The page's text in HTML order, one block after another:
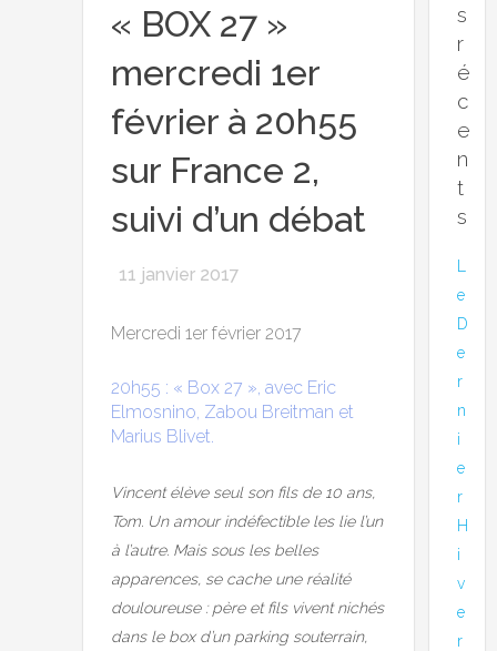
« BOX 27 »
mercredi 1er
février à 20h55
sur France 2,
suivi d’un débat
11 janvier 2017
Mercredi 1er février 2017
20h55 : « Box 27 », avec Eric
Elmosnino, Zabou Breitman et
Marius Blivet.
Vincent élève seul son fils de 10 ans,
Tom. Un amour indéfectible les lie l’un
à l’autre. Mais sous les belles
apparences, se cache une réalité
douloureuse : père et fils vivent nichés
dans le box d’un parking souterrain,
s
r
é
c
e
n
t
s
e
D
e
r
n
i
e
r
H
i
v
e
r